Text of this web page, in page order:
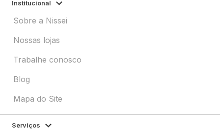
Institucional
Sobre a Nissei
Nossas lojas
Trabalhe conosco
Blog
Mapa do Site
Serviços